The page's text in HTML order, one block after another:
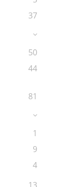
37
50
44
81
1
9
4